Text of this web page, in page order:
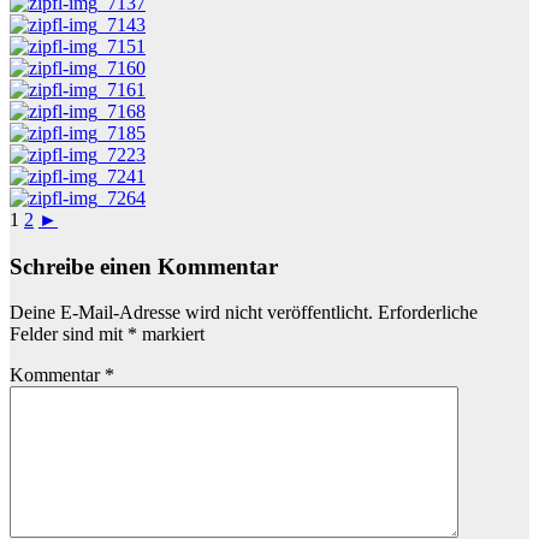
1 2 ►
Schreibe einen Kommentar
Deine E-Mail-Adresse wird nicht veröffentlicht. Erforderliche
Felder sind mit * markiert
Kommentar *